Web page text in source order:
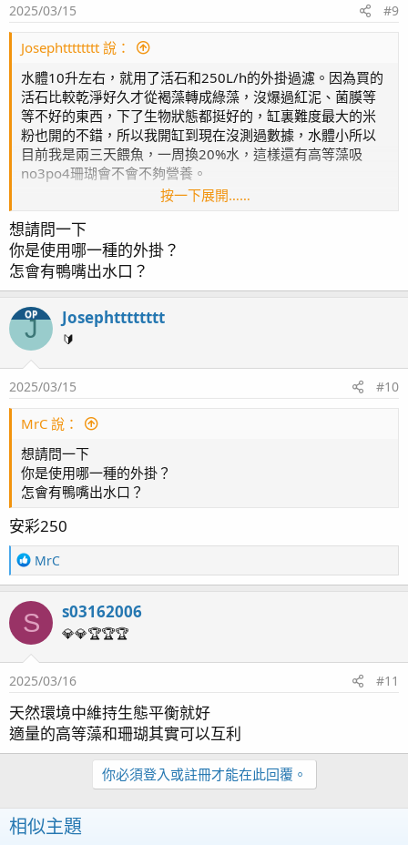
2025/03/15 #9
Josephtttttttt 說：
水體10升左右，就用了活石和250L/h的外掛過濾。因為買的
活石比較乾淨好久才從褐藻轉成綠藻，沒爆過紅泥、菌膜等
等不好的東西，下了生物狀態都挺好的，缸裏難度最大的米
粉也開的不錯，所以我開缸到現在沒測過數據，水體小所以
目前我是兩三天餵魚，一周換20%水，這樣還有高等藻吸
no3po4珊瑚會不會不夠營養。
紅雷達
不知名海葵兩個
紅奶
草皮
八爪
榔頭
米粉
皮革
按一下展開……
想請問一下
你是使用哪一種的外掛？
怎會有鴨嘴出水口？
OP
J Josephtttttttt
🔰
2025/03/15 #10
MrC 說：
想請問一下
你是使用哪一種的外掛？
怎會有鴨嘴出水口？
安彩250
R
e
c
t
i
o
n
：
MrC
S s03162006
💎💎🏆🏆🏆
2025/03/16 #11
天然環境中維持生態平衡就好
適量的高等藻和珊瑚其實可以互利
你必須登入或註冊才能在此回覆。
相似主題